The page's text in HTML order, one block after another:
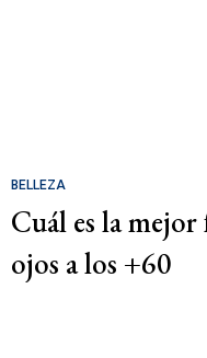
BELLEZA
Cuál es la
ojos a los +60